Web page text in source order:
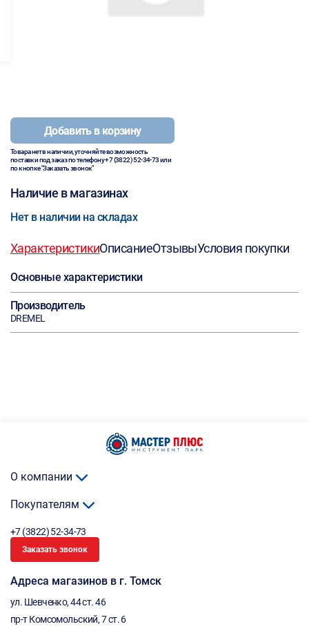
Добавить в корзину
Товара нет в наличии, уточняйте возможность
поставки под заказ по телефону+7 (3822) 52-34-73или
по кнопке "Заказать звонок"
Наличие в магазинах
Нет в наличии на складах
ХарактеристикиОписаниеОтзывыУсловия покупки
Основные характеристики
Производитель
DREMEL
О компании
Покупателям
+7 (3822) 52-34-73
Заказать звонок
Адреса магазинов в г. Томск
ул. Шевченко, 44 ст. 46
пр-т Комсомольский, 7 ст. 6